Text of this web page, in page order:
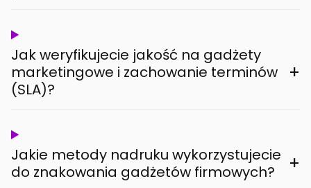
Jak weryfikujecie jakość na gadżety
marketingowe i zachowanie terminów
(SLA)?
+
Jakie metody nadruku wykorzystujecie
do znakowania gadżetów firmowych?
+